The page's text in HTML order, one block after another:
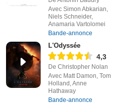
Avec Simon Abkarian,
Niels Schneider,
Anamaria Vartolomei
Bande-annonce
L'Odyssée
4,3
De Christopher Nolan
Avec Matt Damon, Tom
Holland, Anne
Hathaway
Bande-annonce